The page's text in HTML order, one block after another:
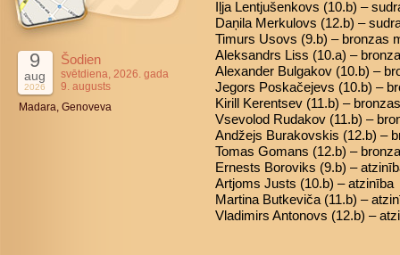
9
aug
2026
Šodien
svētdiena, 2026. gada
9. augusts
Madara, Genoveva
Iļja Lentjušenkovs (10.b) –
Daņila Merkulovs (12.b) –
Timurs Usovs (9.b) – bronzas
Aleksandrs Liss (10.a) –
Alexander Bulgakov (10.b) –
Jegors Poskačejevs (10.b) –
Kirill Kerentsev (11.b) –
Vsevolod Rudakov (11.b) –
Andžejs Burakovskis (12.b) –
Tomas Gomans (12.b) –
Ernests Boroviks (9.b) –
Artjoms Justs (10.b) – atzinība
Martina Butkeviča (11.b) –
Vladimirs Antonovs (12.b) –